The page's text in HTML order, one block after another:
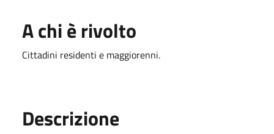
A chi è rivolto
Cittadini residenti e maggiorenni.
Descrizione